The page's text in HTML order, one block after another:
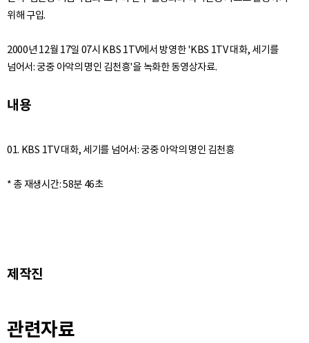
위해 구입.
2000년 12월 17일 07시 KBS 1TV에서 방영한 'KBS 1TV 대화, 세기를
넘어서: 궁중 아악의 명인 김천흥'을 녹화한 동영상자료.
내용
01. KBS 1TV 대화, 세기를 넘어서: 궁중 아악의 명인 김천흥
* 총 재생시간: 58분 46초
제작진
관련자료